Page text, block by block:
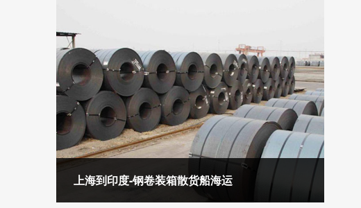
上海到印度-钢卷装箱散货船海运